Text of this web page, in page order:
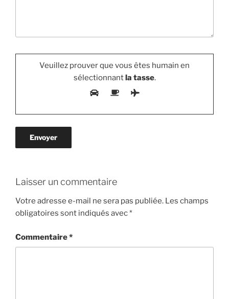
Veuillez prouver que vous êtes humain en
sélectionnantla tasse.
Laisser un commentaire
Votre adresse e-mail ne sera pas publiée. Les champs
obligatoires sont indiqués avec*
Commentaire*